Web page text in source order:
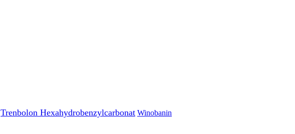
Trenbolon Hexahydrobenzylcarbonat Winobanin